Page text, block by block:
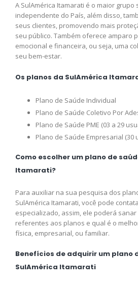
A SulAmérica Itamarati é o maior grupo
independente do País, além disso,
seus clientes, promovendo mais
seu público. Também oferece amparo
emocional e financeira, ou seja, uma
seu bem-estar.
Os planos da SulAmérica
Plano de Saúde Individual
Plano de Saúde Coletivo Por
Plano de Saúde PME (03 a 29
Plano de Saúde Empresarial (30
Como escolher um plano de
Itamarati?
Para auxiliar na sua pesquisa dos
SulAmérica Itamarati, você pode
especializado, assim, ele poderá
referentes aos planos e qual é o
física, empresarial, ou familiar.
Benefícios de adquirir um plano
SulAmérica Itamarati